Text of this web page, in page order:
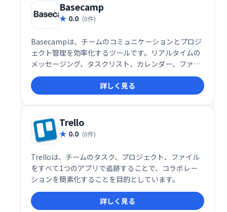
Basecamp
0.0 (0件)
Basecampは、チームのコミュニケーションとプロジ
ェクト管理を効率化するツールです。リアルタイムの
メッセージング、タスクリスト、カレンダー、ファイ
ル共有機能により、チームメンバーは常に状況を把握
し、スムーズに連携できます。優先順位付けや期限管
理も容易になり、生産性の向上に貢献します。
詳しく見る
Trello
0.0 (0件)
Trelloは、チームのタスク、プロジェクト、ファイル
をすべて1つのアプリで追跡することで、コラボレー
ションを簡素化することを目的としています。
詳しく見る